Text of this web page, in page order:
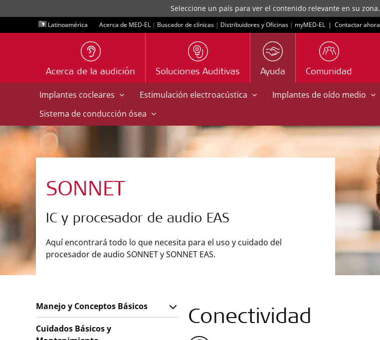
Seleccione un país para ver el contenido relevante en su zona.
Latinoamérica Acerca de MED-EL | Buscador de clínicas | Distribuidores y Oficinas | myMED‑EL | Contactar ahora
Acerca de la audición Soluciones Auditivas Ayuda Comunidad
Implantes cocleares | Estimulación electroacústica | Implantes de oído medio
Sistema de conducción ósea
SONNET
IC y procesador de audio EAS
Aquí encontrará todo lo que necesita para el uso y cuidado del
procesador de audio SONNET y SONNET EAS.
Conectividad
Manejo y Conceptos Básicos
Cuidados Básicos y